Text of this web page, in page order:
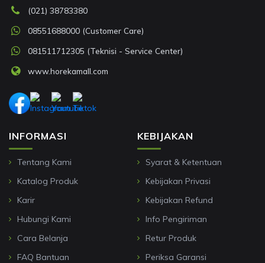
INFORMASI
Tentang Kami
Katalog Produk
Karir
Hubungi Kami
Cara Belanja
FAQ Bantuan
KEBIJAKAN
Syarat & Ketentuan
Kebijakan Privasi
Kebijakan Refund
Info Pengiriman
Retur Produk
Periksa Garansi
(021) 38783380
08551688000 (Customer Care)
081511712305 (Teknisi - Service Center)
www.horekamall.com